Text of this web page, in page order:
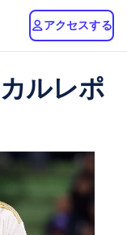
アクセスする
ルレポ